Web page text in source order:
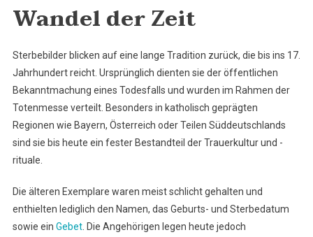
Wandel der Zeit
Sterbebilder blicken auf eine lange Tradition zurück, die bis ins 17.
Jahrhundert reicht. Ursprünglich dienten sie der öffentlichen
Bekanntmachung eines Todesfalls und wurden im Rahmen der
Totenmesse verteilt. Besonders in katholisch geprägten
Regionen wie Bayern, Österreich oder Teilen Süddeutschlands
sind sie bis heute ein fester Bestandteil der Trauerkultur und -
rituale.
Die älteren Exemplare waren meist schlicht gehalten und
enthielten lediglich den Namen, das Geburts- und Sterbedatum
sowie ein Gebet. Die Angehörigen legen heute jedoch